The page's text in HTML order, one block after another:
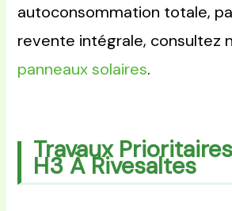
autoconsommation totale,
revente intégrale, consultez
panneaux solaires.
Travaux
H3 À Rivesaltes